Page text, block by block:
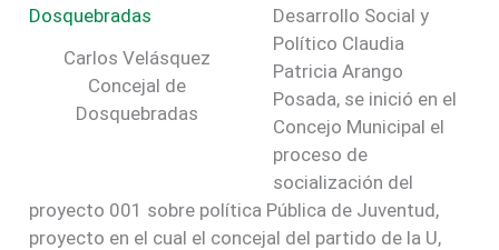
Carlos Velásquez
Concejal de
Dosquebradas
Desarrollo Social y
Político Claudia
Patricia Arango
Posada, se inició en el
Concejo Municipal el
proceso de
socialización del
proyecto 001 sobre política Pública de Juventud,
proyecto en el cual el concejal del partido de la U,